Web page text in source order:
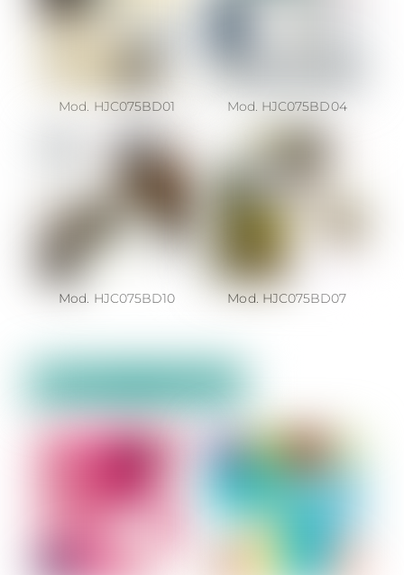
Mod. HJC075BD01 Mod. HJC075BD04
Mod. HJC075BD10 Mod. HJC075BD07